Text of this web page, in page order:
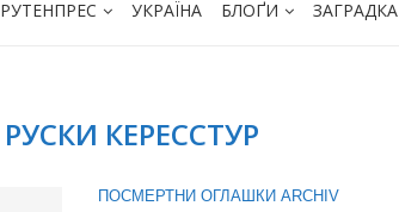
РУТЕНПРЕС УКРАЇНА БЛОҐИ ЗАГРАДКА
РУСКИ КЕРЕССТУР
ПОСМЕРТНИ ОГЛАШКИ ARCHIV